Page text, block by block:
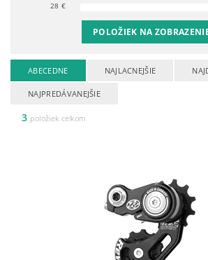
28 €
POLOŽIEK NA
ABECEDNE NAJLACNEJŠIE
NAJPREDÁVANEJŠIE
3 položiek celkom